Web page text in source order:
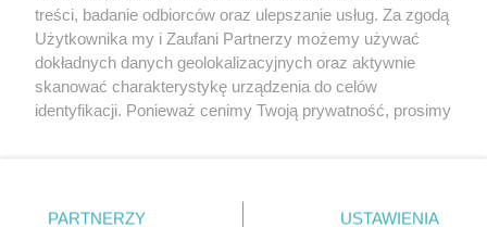
Partnerzy
Praca Szczecin
treści, badanie odbiorców oraz ulepszanie usług. Za zgodą
Użytkownika my i Zaufani Partnerzy możemy używać
dokładnych danych geolokalizacyjnych oraz aktywnie
skanować charakterystykę urządzenia do celów
identyfikacji. Ponieważ cenimy Twoją prywatność, prosimy
prywatności znajdujący się w lewym dolnym rogu strony
PARTNERZY USTAWIENIA